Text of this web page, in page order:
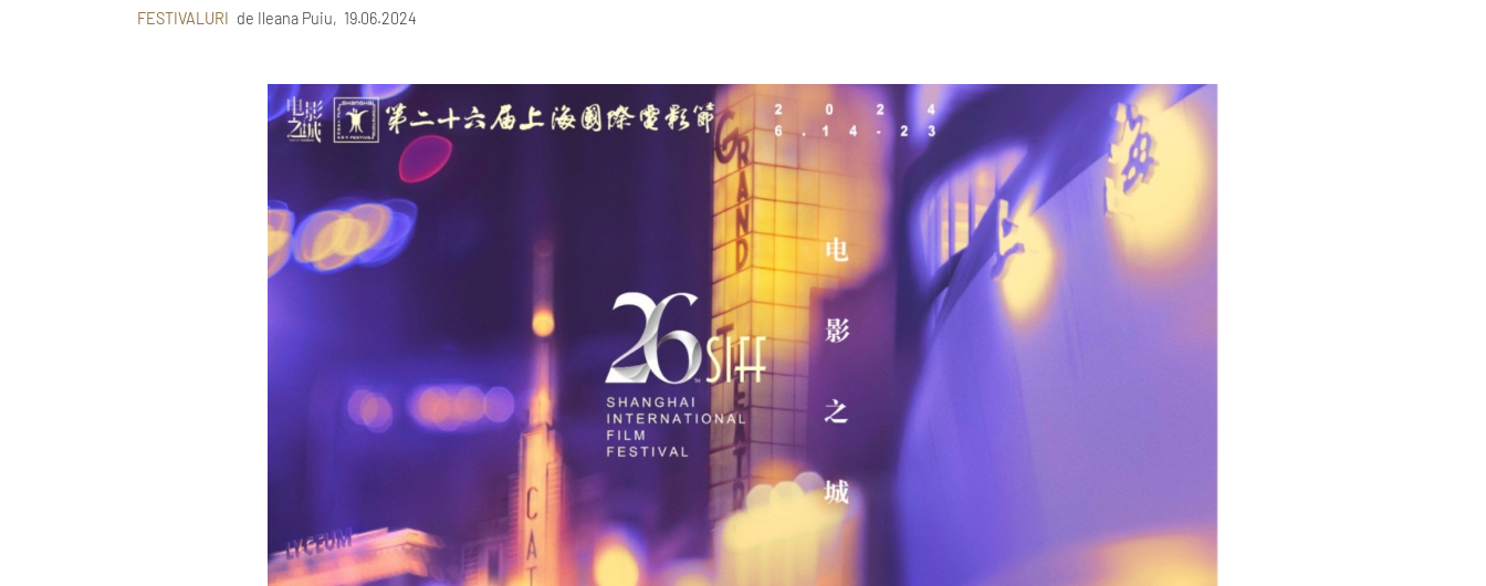
FESTIVALURI de Ileana Puiu, 19.06.2024